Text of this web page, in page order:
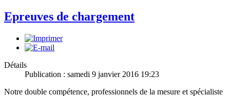
Epreuves de chargement
Détails
Publication : samedi 9 janvier 2016 19:23
Notre double compétence, professionnels de la mesure et spécialiste